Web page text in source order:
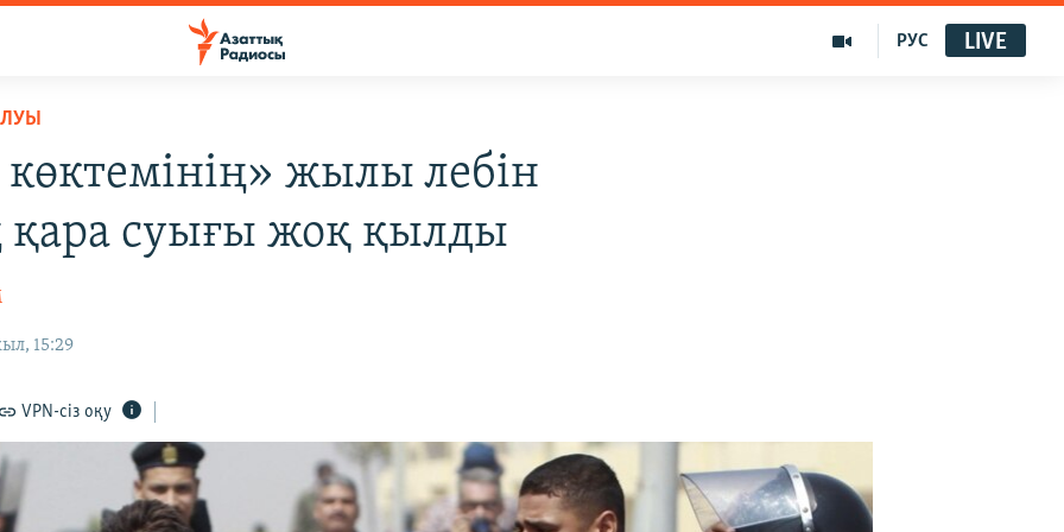
РУС LIVE
жылы лебін
қара суығы жоқ қылды
15:29
VPN-сіз оқу